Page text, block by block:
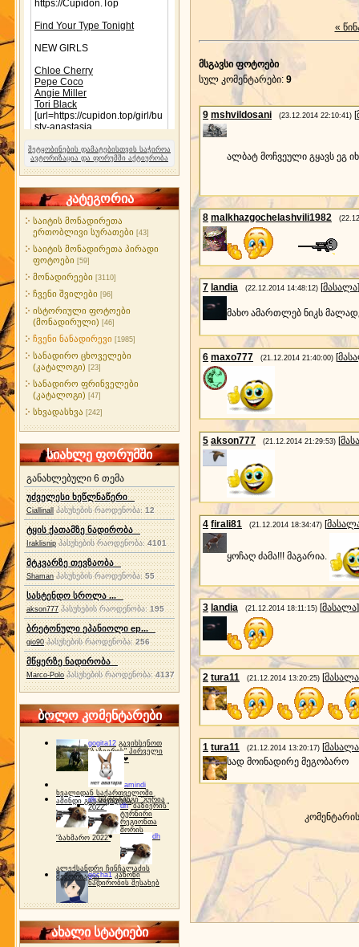
შეტყობინების დამატებისთვის საჭიროა
ავტორიზაცია და ფორუმში აქტიურობა
კატეგორია
საიტის მონადირეთა
ერთობლივი სურათები [43]
საიტის მონადირეთა პირადი
ფოტოები [59]
მონადირეები [3110]
ჩვენი შვილები [96]
ისტორიული ფოტოები
(მონადირული) [46]
ჩვენი ნანადირევი [1985]
სანადირო ცხოველები
(კატალოგი) [23]
სანადირო ფრინველები
(კატალოგი) [47]
სხვადასხვა [242]
სიახლე ფორუმში
განახლებული 6 თემა
უძველესი ხეწლნაწერი
Ciallinall პასუხების რაოდენობა:12
ტყის ქათამზე ნადირობა
Iraklisnip პასუხების რაოდენობა: 4101
მტკვარზე თევზაობა
Shaman პასუხების რაოდენობა:55
სასტენდო სროლა ...
akson777 პასუხების რაოდენობა:195
ბრეტონული ეპანიოლი ep...
gio90 პასუხების რაოდენობა:256
მწყერზე ნადირობა
Marco-Polo პასუხების რაოდენობა:4137
ბოლო კომენტარები
gogita12 გავიხსენოთ
"ბაზიერის" პირველი
ტურნირი ❤
amindi
ხვალიდან საქართველოში
ამინდი გაუარესდება
dh სპორტინგი "გურია
2022"
dh "ბაზიერის"
ტურნირი
რეგიონთა
შორის
"ბახმარო 2022"
dh
ალექსანდრე ჩინჩალაძის
მემორიალიgocha1 კანონი
ნადირობის შესახებ
ახალი სტატიები
«
მსგავსი ფოტოები
სულ კომენტარები: 9
9 mshvildosani (23.12.2014 22:10:41) [
ალბატ მოჩვეული გყავს ეგ
8 malkhazgochelashvili1982
7 landia (22.12.2014 14:48:12) [მასალა]
მახო ამართლებ ნიკს
6 maxo777 (21.12.2014 21:40:00) [
5 akson777 (21.12.2014 21:29:53) [
4 firali81 (21.12.2014 18:34:47) [
ყოჩაღ ძამა!!! მაგარია.
3 landia (21.12.2014 18:11:15) [მასალა]
2 tura11 (21.12.2014 13:20:25) [მასალა
1 tura11 (21.12.2014 13:20:17) [მასალა
სად მოინადირე მეგობარო